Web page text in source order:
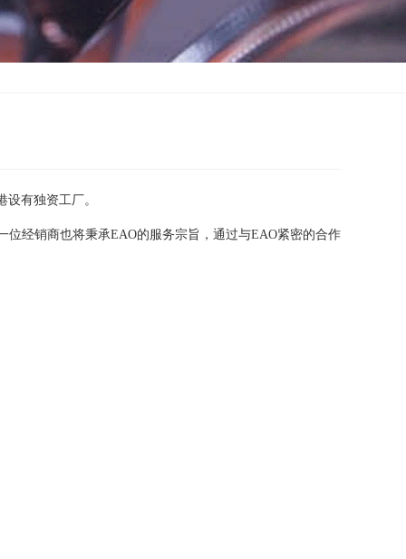
有独资工厂。
经销商也将秉承EAO的服务宗旨，通过与EAO紧密的合作